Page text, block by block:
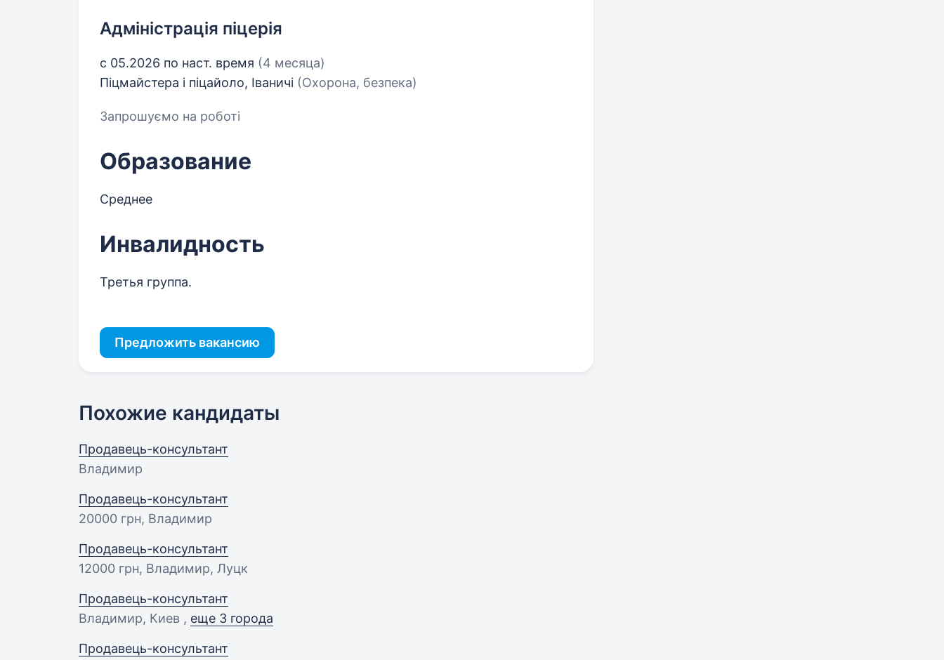
Адміністрація піцерія
с 05.2026 по наст. время (4 месяца)
Піцмайстера і піцайоло, Іваничі (Охорона, безпека)
Запрошуємо на роботі
Образование
Среднее
Инвалидность
Третья группа.
Предложить вакансию
Похожие кандидаты
Продавець-консультант
Владимир
Продавець-консультант
20000 грн, Владимир
Продавець-консультант
12000 грн, Владимир, Луцк
Продавець-консультант
Владимир, Киев , еще 3 города
Продавець-консультант